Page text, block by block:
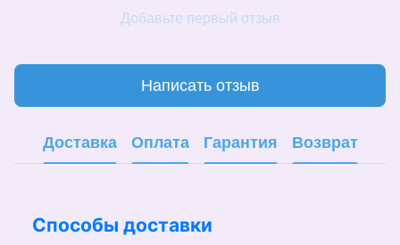
Добавьте первый отзыв
Написать отзыв
Доставка Оплата Гарантия Возврат
Способы доставки